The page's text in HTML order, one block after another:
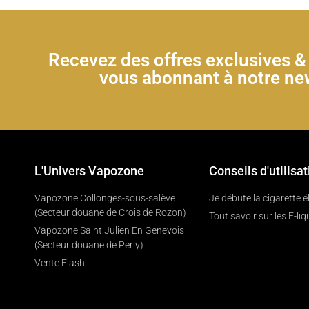
Recevez des offres exclusives
vous abonnant à notre
L'Univers Vapozone
Vapozone Collonges-sous-salève
(Secteur douane de Crois de Rozon)
Vapozone Saint Julien En Genevois
(Secteur douane de Perly)
Vente Flash
Conseils
Je débute la cigarette
Tout savoir sur les E-